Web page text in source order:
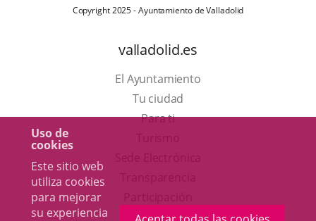
Uso de
cookies
Este sitio web
utiliza cookies
para mejorar
su experiencia
Copyright 2025 - Ayuntamiento de Valladolid
valladolid.es
El Ayuntamiento
Tu ciudad
Para ti
en aplicación